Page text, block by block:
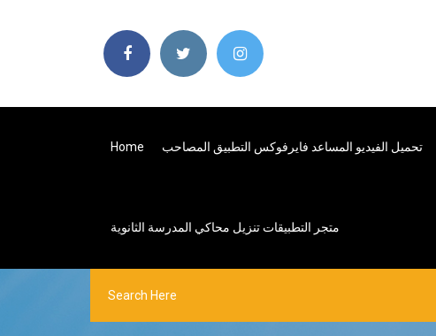
Home تحميل الفيديو المساعد فايرفوكس التطبيق المصاحب
متجر التطبيقات تنزيل محاكي المدرسة الثانوية